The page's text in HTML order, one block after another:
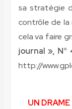
sa stratégie
contrôle de la
cela va faire
journal »,
http://
UN